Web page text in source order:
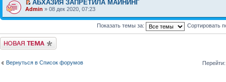
АБХАЗИЯ ЗАПРЕТИЛА МАЙНИНГ
Admin » 08 дек 2020, 07:23
Показать темы за: Сортировать
Начать новую тему
Вернуться в Список форумов Перейти: